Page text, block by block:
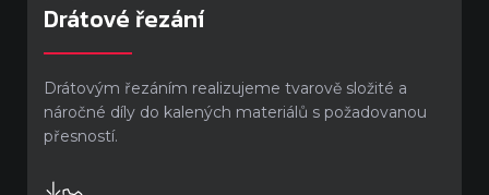
Drátové řezání
Drátovým řezáním realizujeme tvarově složité a
náročné díly do kalených materiálů s požadovanou
přesností.